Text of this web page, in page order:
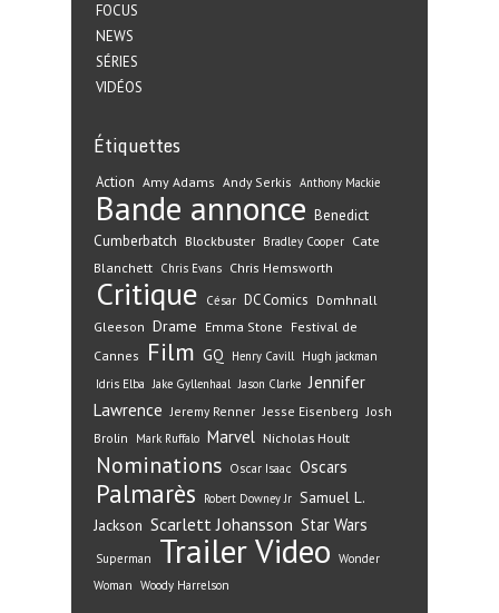
FOCUS
NEWS
SÉRIES
VIDÉOS
Étiquettes
Action Amy Adams Andy Serkis Anthony Mackie
Bande annonce Benedict
Cumberbatch Blockbuster Bradley Cooper Cate
Blanchett Chris Evans Chris Hemsworth
Critique César DC Comics Domhnall
Gleeson Drame Emma Stone Festival de
Cannes
Film GQ Henry Cavill Hugh jackman
Idris Elba Jake Gyllenhaal Jason Clarke Jennifer
Lawrence Jeremy Renner Jesse Eisenberg Josh
Brolin
Mark Ruffalo Marvel Nicholas Hoult
Nominations Oscar Isaac Oscars
Palmarès Robert Downey Jr Samuel L.
Jackson Scarlett Johansson Star Wars
Superman TrailerVideo Wonder
Woman Woody Harrelson